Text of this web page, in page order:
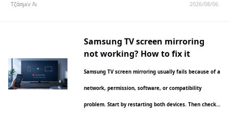
Τζάσμιν Λι 2026/08/06
Samsung TV screen mirroring
not working? How to fix it
Samsung TV screen mirroring usually fails because of a
network, permission, software, or compatibility
problem. Start by restarting both devices. Then check